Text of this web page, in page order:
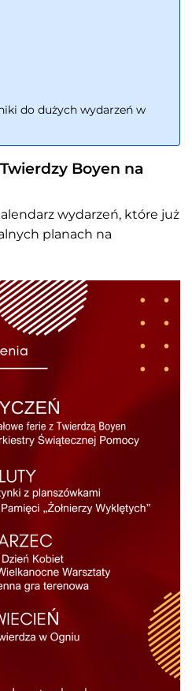
do dużych wydarzeń w
Boyen na
wydarzeń, które już
planach na